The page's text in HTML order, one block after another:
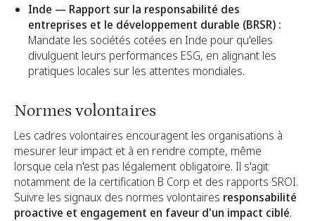
Inde — Rapport sur la responsabilité des
entreprises et le développement durable (BRSR) :
Mandate les sociétés cotées en Inde pour qu'elles
divulguent leurs performances ESG, en alignant les
pratiques locales sur les attentes mondiales.
Normes volontaires
Les cadres volontaires encouragent les organisations à
mesurer leur impact et à en rendre compte, même
lorsque cela n'est pas légalement obligatoire. Il s'agit
notamment de la certification B Corp et des rapports SROI.
Suivre les signaux des normes volontaires responsabilité
proactive et engagement en faveur d'un impact ciblé.